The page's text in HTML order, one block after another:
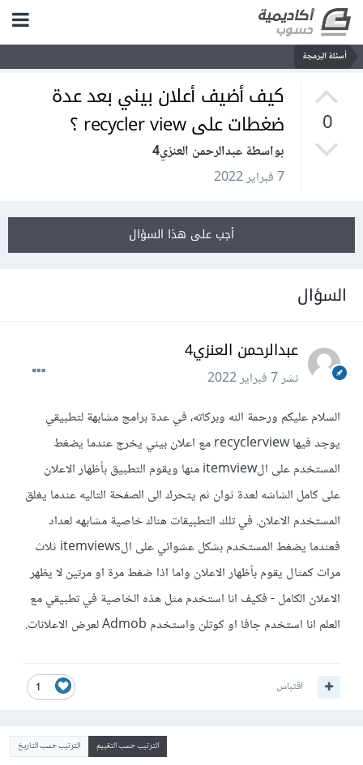
أسئلة البرمجة
0
كيف أضيف أعلان بيني بعد عدة
ضغطات على recycler view ؟
بواسطة عبدالرحمن العنزي4
7 فبراير 2022
أجب على هذا السؤال
السؤال
عبدالرحمن العنزي4
نشر7 فبراير 2022
السلام عليكم ورحمة الله وبركاته، في عدة برامج مشابهة لتطبيقي
يوجد فيها recyclerview مع اعلان بيني يخرج عندما يضغط
المستخدم على الitemview منها ويقوم التطبيق بأظهار الاعلان
على كامل الشاشه لعدة ثوان ثم يتحرك الى الصفحة التاليه عندما يغلق
المستخدم الاعلان. في تلك التطبيقات هناك خاصية مشابهه لعداد
فعندما يضغط المستخدم بشكل عشوائي على الitemviews ثلاث
مرات كمثال يقوم بأظهار الاعلان واما اذا ضغط مرة او مرتين لا يظهر
الاعلان الكامل - فكيف انا استخدم مثل هذه الخاصية في تطبيقي مع
العلم انا استخدم جافا او كوتلن واستخدم Admob لعرض الاعلانات.
1 اقتباس
الترتيب حسب التقييم الترتيب حسب التاريخ